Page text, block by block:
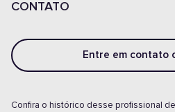
CONTATO
Entre em contato
Confira o histórico desse profissional